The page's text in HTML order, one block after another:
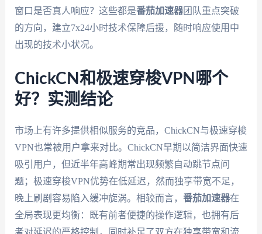
窗口是否真人响应？这些都是番茄加速器团队重点突破
的方向，建立7x24小时技术保障后援，随时响应使用中
出现的技术小状况。
ChickCN和极速穿梭VPN哪个
好？实测结论
市场上有许多提供相似服务的竞品，ChickCN与极速穿梭
VPN也常被用户拿来对比。ChickCN早期以简洁界面快速
吸引用户，但近半年高峰期常出现频繁自动跳节点问
题；极速穿梭VPN优势在低延迟，然而独享带宽不足，
晚上刷剧容易陷入缓冲旋涡。相较而言， 番茄加速器在
全局表现更均衡：既有前者便捷的操作逻辑，也拥有后
者对延迟的严格控制，同时补足了双方在独享带宽和流